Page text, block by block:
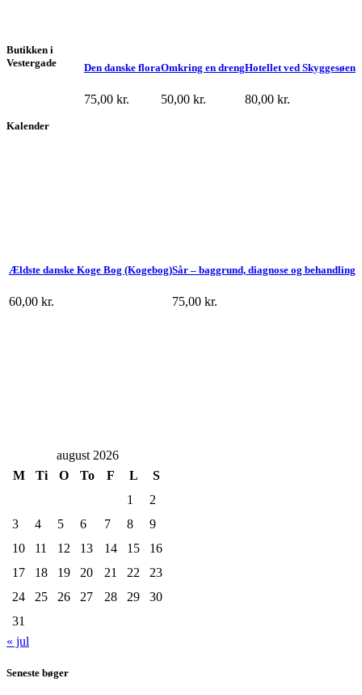
Hotellet ved Skyggesøen
80,00 kr.
Omkring en dreng
50,00 kr.
Den danske flora
75,00 kr.
Sår – baggrund, diagnose og behandling
75,00 kr.
Ældste danske Koge Bog (Kogebog)
60,00 kr.
Butikken i
Vestergade
Kalender
august 2026
M
Ti O To F L
S
1
2
3
4 5 6 7 8
9
10
11 12 13 14 15
16
17
18 19 20 21 22
23
24
25 26 27 28 29
30
31
« jul
Seneste bøger